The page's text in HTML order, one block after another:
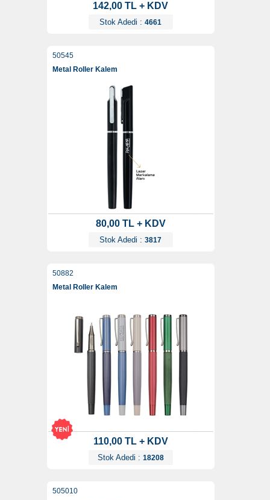
142,00 TL + KDV
Stok Adedi : 4661
50545
Metal Roller Kalem
80,00 TL + KDV
Stok Adedi : 3817
50882
Metal Roller Kalem
110,00 TL + KDV
Stok Adedi : 18208
505010